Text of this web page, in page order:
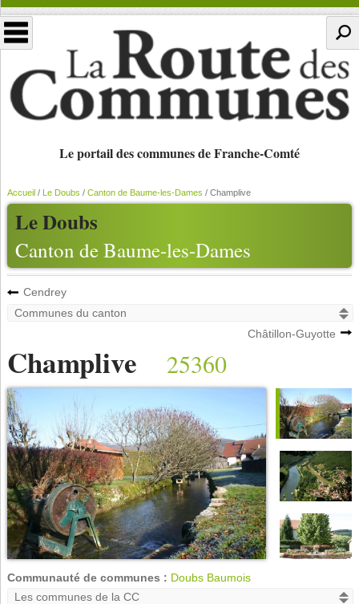
Le portail des communes de Franche-Comté
Le Doubs
Canton de Baume-les-Dames
Accueil/ Le Doubs / Canton de Baume-les-Dames / Champlive
Cendrey
Châtillon-Guyotte
Champlive 25360
Communauté de communes : Doubs Baumois